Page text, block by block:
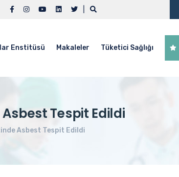
Enstitüsü Makaleler Tüketici Sağlığı
Tespit Edildi
Asbest Tespit Edildi